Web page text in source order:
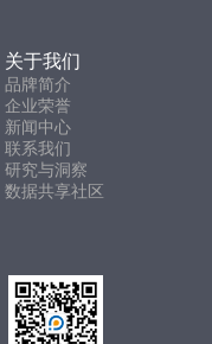
关于我们
品牌简介
企业荣誉
新闻中心
联系我们
研究与洞察
数据共享社区